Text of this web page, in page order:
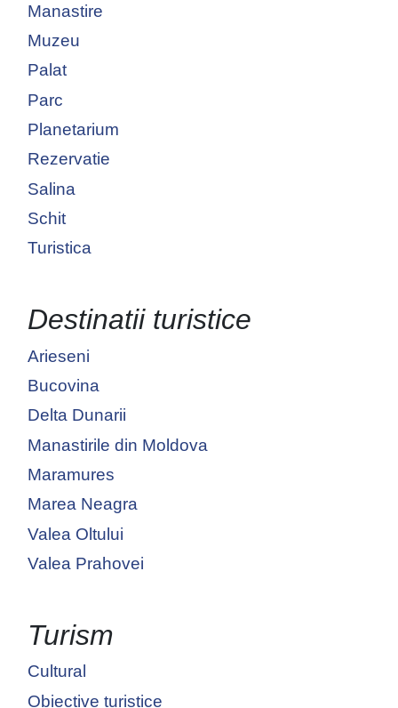
Manastire
Muzeu
Palat
Parc
Planetarium
Rezervatie
Salina
Schit
Turistica
Destinatii turistice
Arieseni
Bucovina
Delta Dunarii
Manastirile din Moldova
Maramures
Marea Neagra
Valea Oltului
Valea Prahovei
Turism
Cultural
Obiective turistice